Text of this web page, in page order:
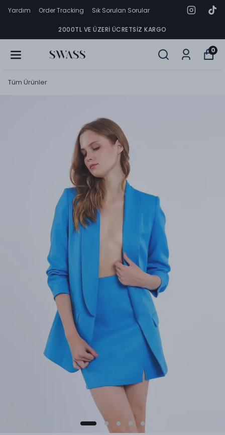
Yardım Order Tracking Sık Sorulan Sorular
2000TL VE ÜZERI ÜCRETSIZ KARGO
0
Tüm Ürünler